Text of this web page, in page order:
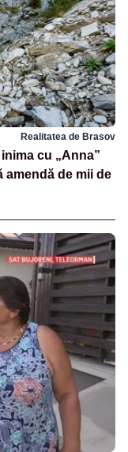
Realitatea de Brasov
cu „Anna”
amendă de mii de